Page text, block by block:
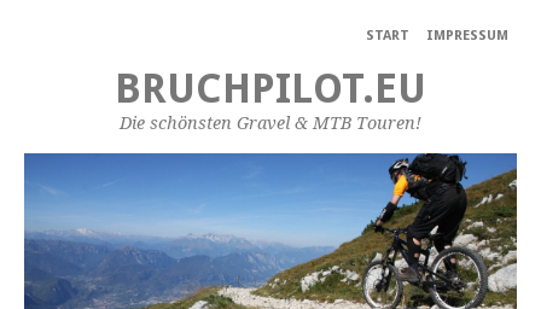
START IMPRESSUM
BRUCHPILOT.EU
Die schönsten Gravel & MTB Touren!